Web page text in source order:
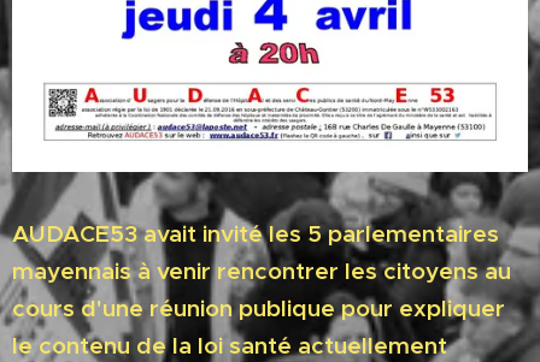
AUDACE53 avait invité les 5 parlementaires
mayennais à venir rencontrer les citoyens au
cours d'une réunion publique pour expliquer
le contenu de la loi santé actuellement